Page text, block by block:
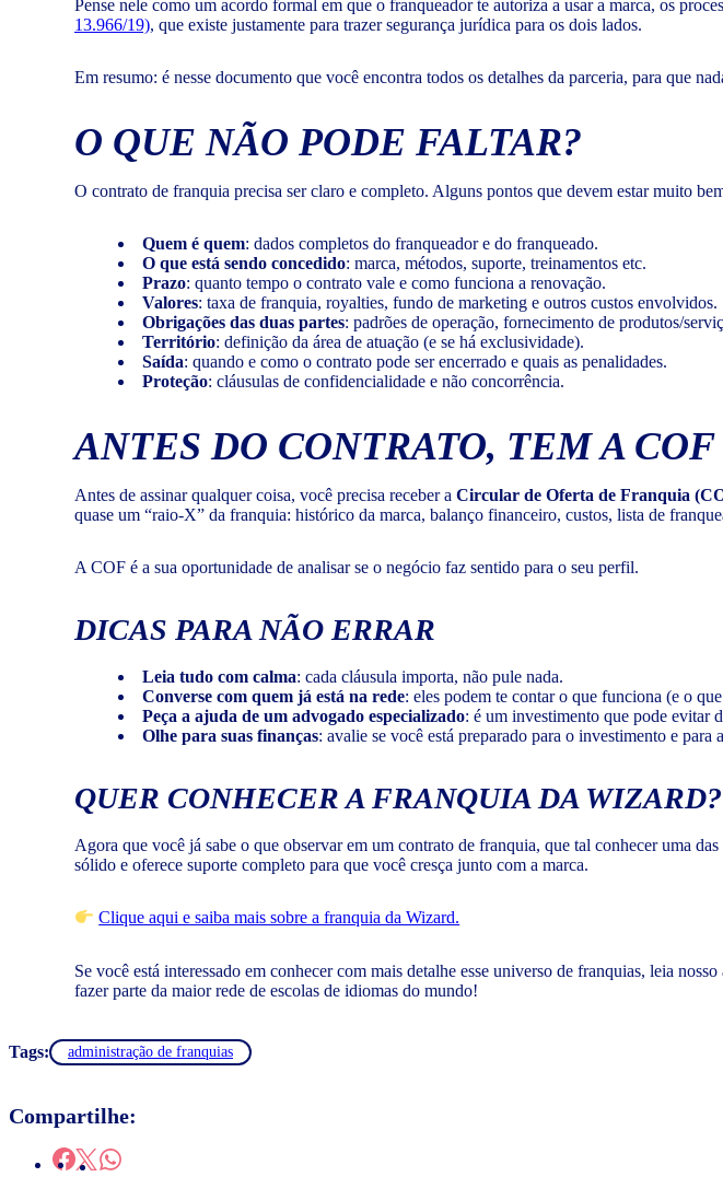
Pense nele como um acordo formal em que o franqueador te autoriza a usar a marca, os
13.966/19), que existe justamente para trazer segurança jurídica para os dois lados.
Em resumo: é nesse documento que você encontra todos os detalhes da parceria, para que
O QUE NÃO PODE FALTAR?
O contrato de franquia precisa ser claro e completo. Alguns pontos que devem estar muito
Quem é quem: dados completos do franqueador e do franqueado.
O que está sendo concedido: marca, métodos, suporte, treinamentos etc.
Prazo: quanto tempo o contrato vale e como funciona a renovação.
Valores: taxa de franquia, royalties, fundo de marketing e outros custos envolvidos.
Obrigações das duas partes: padrões de operação, fornecimento de produtos/
Território: definição da área de atuação (e se há exclusividade).
Saída: quando e como o contrato pode ser encerrado e quais as penalidades.
Proteção: cláusulas de confidencialidade e não concorrência.
ANTES DO CONTRATO, TEM A COF
Antes de assinar qualquer coisa, você precisa receber a Circular de Oferta de Franquia
quase um “raio-X” da franquia: histórico da marca, balanço financeiro, custos, lista de
A COF é a sua oportunidade de analisar se o negócio faz sentido para o seu perfil.
DICAS PARA NÃO ERRAR
Leia tudo com calma: cada cláusula importa, não pule nada.
Converse com quem já está na rede: eles podem te contar o que funciona (e o
Peça a ajuda de um advogado especializado: é um investimento que pode evitar
Olhe para suas finanças: avalie se você está preparado para o investimento e para
QUER CONHECER A FRANQUIA DA WIZARD?
Agora que você já sabe o que observar em um contrato de franquia, que tal conhecer uma
sólido e oferece suporte completo para que você cresça junto com a marca.
Clique aqui e saiba mais sobre a franquia da Wizard.
Se você está interessado em conhecer com mais detalhe esse universo de franquias, leia
fazer parte da maior rede de escolas de idiomas do mundo!
Tags: administração de franquias
Compartilhe: